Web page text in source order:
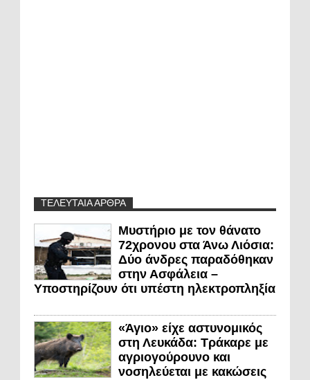
ΤΕΛΕΥΤΑΙΑ ΑΡΘΡΑ
Μυστήριο με τον θάνατο
72χρονου στα Άνω Λιόσια:
Δύο άνδρες παραδόθηκαν
στην Ασφάλεια –
Υποστηρίζουν ότι υπέστη ηλεκτροπληξία
«Άγιο» είχε αστυνομικός
στη Λευκάδα: Τράκαρε με
αγριογούρουνο και
νοσηλεύεται με κακώσεις